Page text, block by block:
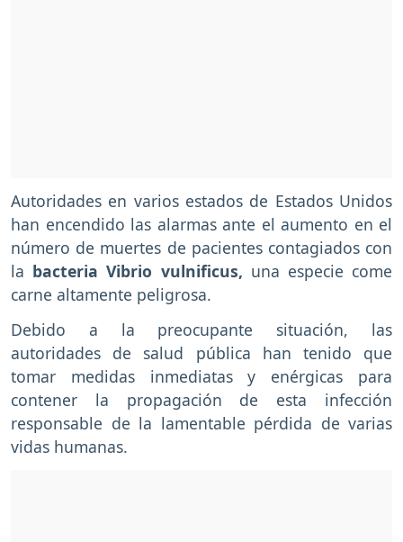
Autoridades en varios estados de Estados Unidos
han encendido las alarmas ante el aumento en el
número de muertes de pacientes contagiados con
la bacteria Vibrio vulnificus, una especie come
carne altamente peligrosa.
Debido a la preocupante situación, las
autoridades de salud pública han tenido que
tomar medidas inmediatas y enérgicas para
contener la propagación de esta infección
responsable de la lamentable pérdida de varias
vidas humanas.